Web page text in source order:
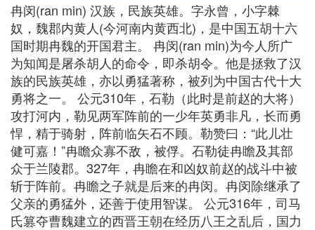
冉闵(ran min) 汉族，民族英雄。字永曾，小字棘
奴，魏郡内黄人(今河南内黄西北)，是中国五胡十六
国时期冉魏的开国君主。 冉闵(ran min)为今人所广
为知闻是屠杀胡人的命令，即杀胡令。他是拯救了汉
族的民族英雄，亦以勇猛著称，被列为中国古代十大
勇将之一。 公元310年，石勒（此时是前赵的大将）
攻打河内，勒见两军阵前的一少年英勇非凡，长而勇
悍，精于骑射，阵前临矢石不顾。勒赞曰：“此儿壮
健可嘉！”冉瞻众寡不敌，被俘。石勒徒冉瞻及其部
众于兰陵郡。327年，冉瞻在和凶奴前赵的战斗中被
斩于阵前。冉瞻之子就是后来的冉闵。冉闵除继承了
父亲的勇猛外，还善于使用智谋。 公元316年，司马
氏篡夺曹魏建立的西晋王朝在经历八王之乱后，国力